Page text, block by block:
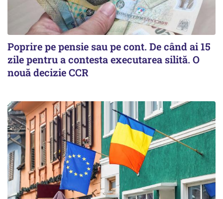
Poprire pe pensie sau pe cont. De când ai 15
zile pentru a contesta executarea silită. O
nouă decizie CCR